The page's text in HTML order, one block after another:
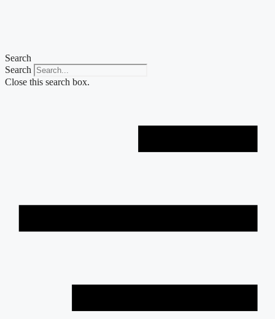
Search
Search
Close this search box.